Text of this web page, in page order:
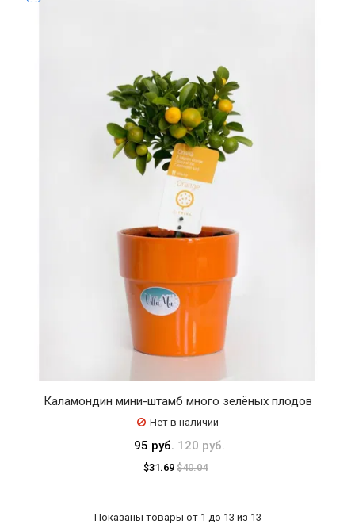
Каламондин мини-штамб много зелёных плодов
Нет в наличии
95 руб. 120 руб.
$31.69 $40.04
Показаны товары от 1 до 13 из 13